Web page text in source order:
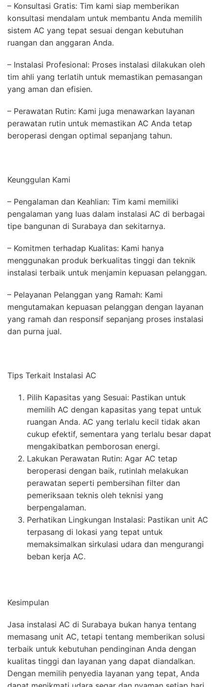
– Konsultasi Gratis: Tim kami siap memberikan
konsultasi mendalam untuk membantu Anda memilih
sistem AC yang tepat sesuai dengan kebutuhan
ruangan dan anggaran Anda.
– Instalasi Profesional: Proses instalasi dilakukan oleh
tim ahli yang terlatih untuk memastikan pemasangan
yang aman dan efisien.
– Perawatan Rutin: Kami juga menawarkan layanan
perawatan rutin untuk memastikan AC Anda tetap
beroperasi dengan optimal sepanjang tahun.
Keunggulan Kami
– Pengalaman dan Keahlian: Tim kami memiliki
pengalaman yang luas dalam instalasi AC di berbagai
tipe bangunan di Surabaya dan sekitarnya.
– Komitmen terhadap Kualitas: Kami hanya
menggunakan produk berkualitas tinggi dan teknik
instalasi terbaik untuk menjamin kepuasan pelanggan.
– Pelayanan Pelanggan yang Ramah: Kami
mengutamakan kepuasan pelanggan dengan layanan
yang ramah dan responsif sepanjang proses instalasi
dan purna jual.
Tips Terkait Instalasi AC
Pilih Kapasitas yang Sesuai: Pastikan untuk
memilih AC dengan kapasitas yang tepat untuk
ruangan Anda. AC yang terlalu kecil tidak akan
cukup efektif, sementara yang terlalu besar dapat
mengakibatkan pemborosan energi.
Lakukan Perawatan Rutin: Agar AC tetap
beroperasi dengan baik, rutinlah melakukan
perawatan seperti pembersihan filter dan
pemeriksaan teknis oleh teknisi yang
berpengalaman.
Perhatikan Lingkungan Instalasi: Pastikan unit AC
terpasang di lokasi yang tepat untuk
memaksimalkan sirkulasi udara dan mengurangi
beban kerja AC.
Kesimpulan
Jasa instalasi AC di Surabaya bukan hanya tentang
memasang unit AC, tetapi tentang memberikan solusi
terbaik untuk kebutuhan pendinginan Anda dengan
kualitas tinggi dan layanan yang dapat diandalkan.
Dengan memilih penyedia layanan yang tepat, Anda